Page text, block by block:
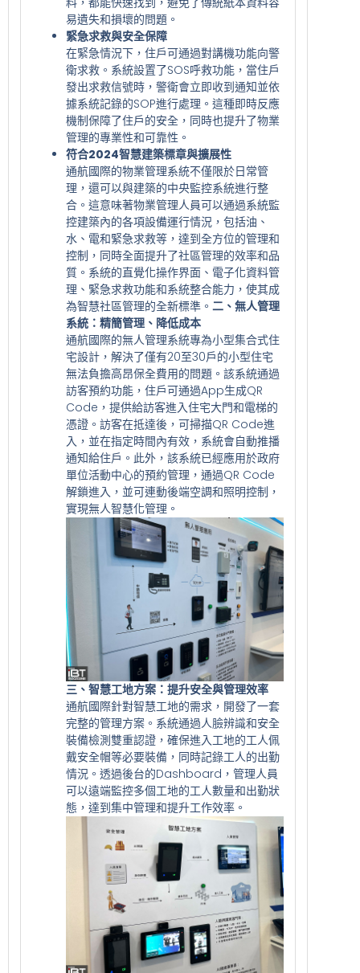
易遺失和損壞的問題。
緊急求救與安全保障
在緊急情況下，住戶可通過對講機功能向警
衛求救。系統設置了SOS呼救功能，當住戶
發出求救信號時，警衛會立即收到通知並依
據系統記錄的SOP進行處理。這種即時反應
機制保障了住戶的安全，同時也提升了物業
管理的專業性和可靠性。
符合2024智慧建築標章與擴展性
通航國際的物業管理系統不僅限於日常管
理，還可以與建築的中央監控系統進行整
合。這意味著物業管理人員可以通過系統監
控建築內的各項設備運行情況，包括油、
水、電和緊急求救等，達到全方位的管理和
控制，同時全面提升了社區管理的效率和品
質。系統的直覺化操作界面、電子化資料管
理、緊急求救功能和系統整合能力，使其成
為智慧社區管理的全新標準。 二、無人管理
系統：精簡管理、降低成本
通航國際的無人管理系統專為小型集合式住
宅設計，解決了僅有20至30戶的小型住宅
無法負擔高昂保全費用的問題。該系統通過
訪客預約功能，住戶可通過App生成QR
Code，提供給訪客進入住宅大門和電梯的
憑證。訪客在抵達後，可掃描QR Code進
入，並在指定時間內有效，系統會自動推播
通知給住戶。此外，該系統已經應用於政府
單位活動中心的預約管理，通過QR Code
解鎖進入，並可連動後端空調和照明控制，
實現無人智慧化管理。
三、智慧工地方案：提升安全與管理效率
通航國際針對智慧工地的需求，開發了一套
完整的管理方案。系統通過人臉辨識和安全
裝備檢測雙重認證，確保進入工地的工人佩
戴安全帽等必要裝備，同時記錄工人的出勤
情況。透過後台的Dashboard，管理人員
可以遠端監控多個工地的工人數量和出勤狀
態，達到集中管理和提升工作效率。